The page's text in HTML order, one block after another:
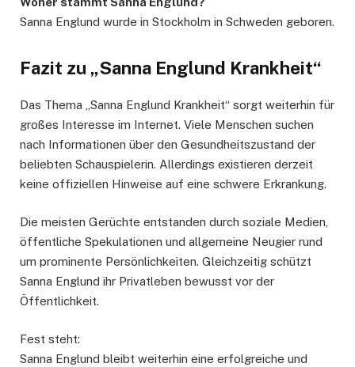
Sanna Englund wurde in Stockholm in Schweden geboren.
Fazit zu „Sanna Englund Krankheit“
Das Thema „Sanna Englund Krankheit“ sorgt weiterhin für
großes Interesse im Internet. Viele Menschen suchen
nach Informationen über den Gesundheitszustand der
beliebten Schauspielerin. Allerdings existieren derzeit
keine offiziellen Hinweise auf eine schwere Erkrankung.
Die meisten Gerüchte entstanden durch soziale Medien,
öffentliche Spekulationen und allgemeine Neugier rund
um prominente Persönlichkeiten. Gleichzeitig schützt
Sanna Englund ihr Privatleben bewusst vor der
Öffentlichkeit.
Fest steht:
Sanna Englund bleibt weiterhin eine erfolgreiche und